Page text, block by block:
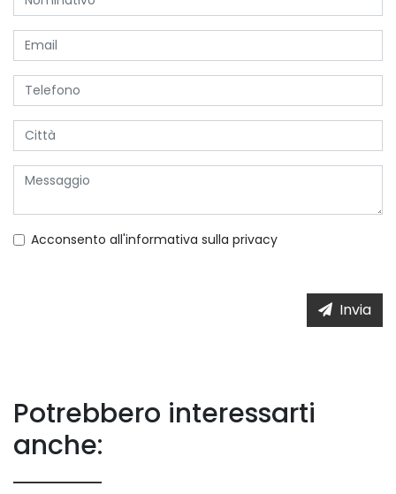
Acconsento all'informativa sulla privacy
Invia
Potrebbero interessarti
anche: